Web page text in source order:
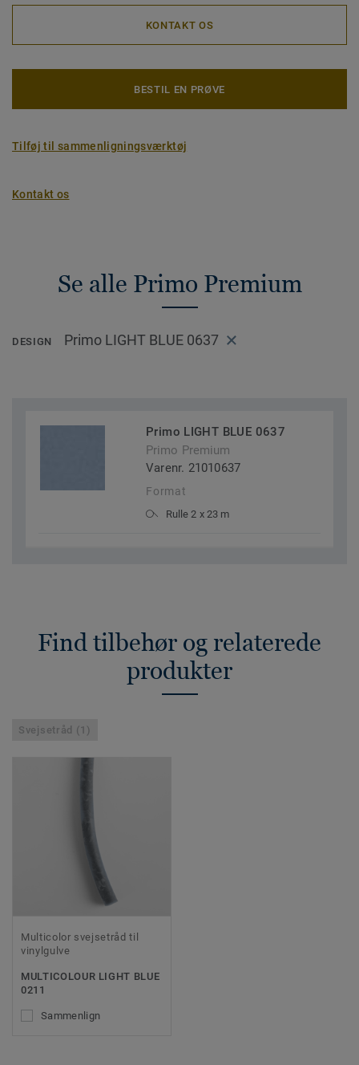
KONTAKT OS
BESTIL EN PRØVE
Tilføj til sammenligningsværktøj
Kontakt os
Se alle Primo Premium
DESIGN Primo LIGHT BLUE 0637
Primo LIGHT BLUE 0637
Primo Premium
Varenr. 21010637
Format
Rulle 2 x 23 m
Find tilbehør og relaterede
produkter
Svejsetråd (1)
Multicolor svejsetråd til
vinylgulve
MULTICOLOUR LIGHT BLUE
0211
Sammenlign